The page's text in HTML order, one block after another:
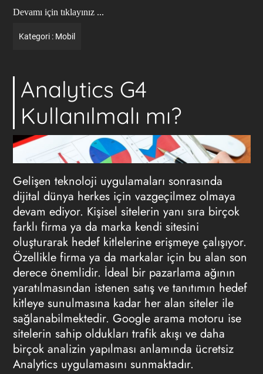
Devamı için tıklayınız ...
Kategori : Mobil
Analytics G4
Kullanılmalı mı?
Gelişen teknoloji uygulamaları sonrasında
dijital dünya herkes için vazgeçilmez olmaya
devam ediyor. Kişisel sitelerin yanı sıra birçok
farklı firma ya da marka kendi sitesini
oluşturarak hedef kitlelerine erişmeye çalışıyor.
Özellikle firma ya da markalar için bu alan son
derece önemlidir. İdeal bir pazarlama ağının
yaratılmasından istenen satış ve tanıtımın hedef
kitleye sunulmasına kadar her alan siteler ile
sağlanabilmektedir. Google arama motoru ise
sitelerin sahip oldukları trafik akışı ve daha
birçok analizin yapılması anlamında ücretsiz
Analytics uygulamasını sunmaktadır.